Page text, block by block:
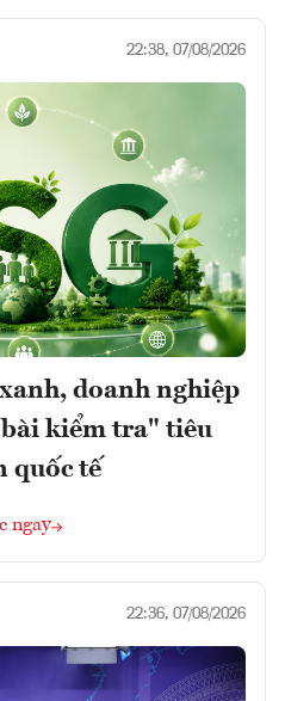
22:38, 07/08/2026
doanh nghiệp
kiểm tra" tiêu
quốc tế
ngay
22:36, 07/08/2026